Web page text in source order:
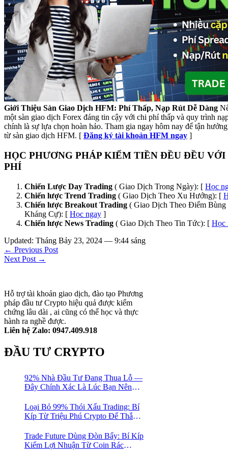
Giới Thiệu Sàn Giao Dịch HFM: Phí Thấp, Nạp Rút Dễ Dàng
một sàn giao dịch Forex đáng tin cậy với chi phí thấp và quy trình
chính là sự lựa chọn hoàn hảo. Tham gia ngay hôm nay để tận
từ sàn giao dịch HFM. [ Đăng ký tài khoản HFM ngay ]
HỌC PHƯƠNG PHÁP KIẾM TIỀN ĐỀU ĐỀU
PHÍ
Chiến Lược Day Trading ( Giao Dịch Trong Ngày): [ Học
Chiến lược Trend Trading ( Giao Dịch Theo Xu Hướng): [
Chiến lược Breakout Trading ( Giao Dịch Theo Điểm Bùng
Kháng Cự): [ Học ngay ]
Chiến lược News Trading ( Giao Dịch Theo Tin Tức): [ Học
Updated: Tháng Bảy 23, 2024 — 9:44 sáng
← Previous Post
Next Post →
Hỗ trợ tài khoản giao dịch, đào tạo Phương
pháp đầu tư Crypto hiệu quả được kiểm
chứng lâu dài , ai cũng có thể học và thực
hành ra nghề được.
Liên hệ Zalo: 0947.409.918
ĐẦU TƯ CRYPTO
92% Nhà Đầu Tư Đang Thua Lỗ —
Đây Chính Xác Là Lúc Bạn Nên
Loại Bỏ 99% Thói Xấu Trading: Bí
Kíp Từ Triệu Phú Crypto Để Thắng
Trade Future Dùng Đòn Bẩy: Bí Kíp
Kiếm Lợi Nhuận Từ Coin Rác